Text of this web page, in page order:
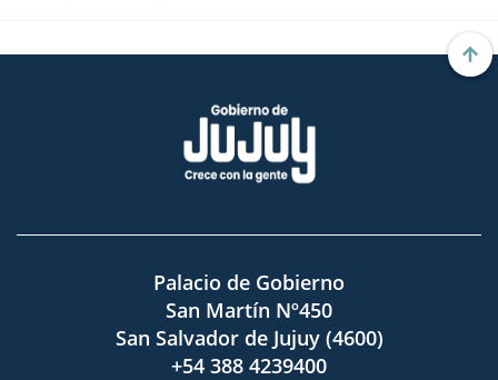
Palacio de Gobierno
San Martín Nº450
San Salvador de Jujuy (4600)
+54 388 4239400